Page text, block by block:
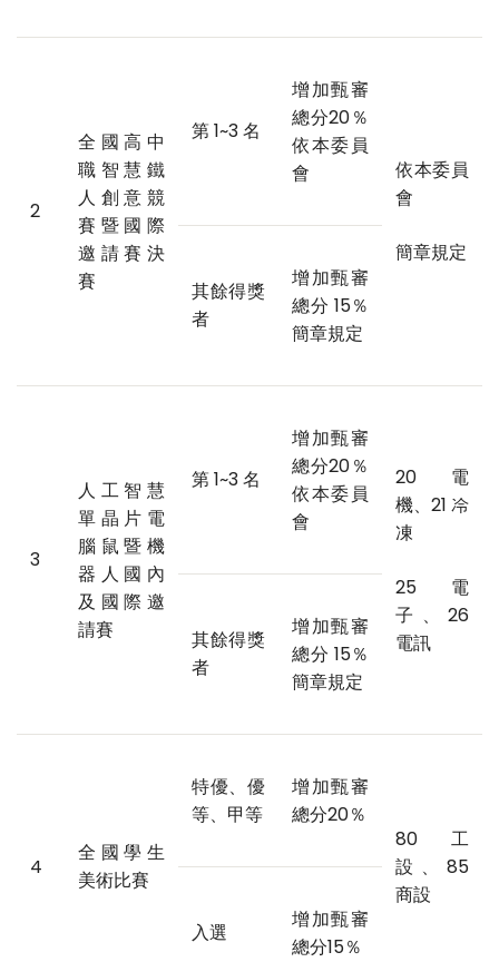
2
全國高中
職智慧鐵
人創意競
賽暨國際
邀請賽決
賽
第 1~3 名
增加甄審
總分20％
依本委員
會
依本委員
會
簡章規定
其餘得獎
者
增加甄審
總分 15％
簡章規定
3
人工智慧
單晶片電
腦鼠暨機
器人國內
及國際邀
請賽
第 1~3 名
增加甄審
總分20％
依本委員
會
20 電
機、21 冷
凍
25 電
子、26
電訊
其餘得獎
者
增加甄審
總分 15％
簡章規定
4
全國學生
美術比賽
特優、優
等、甲等
增加甄審
總分20％
80 工
設、85
商設
入選
增加甄審
總分15％